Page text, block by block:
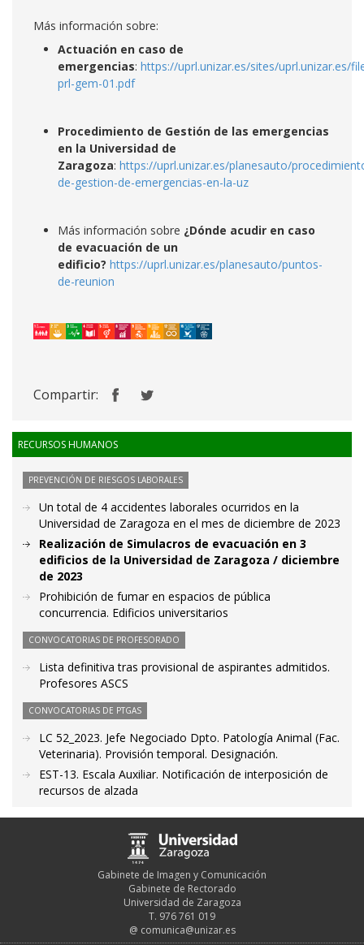
Más información sobre:
Actuación en caso de
emergencias: https://uprl.unizar.es/sites/uprl.unizar.es/
prl-gem-01.pdf
Procedimiento de Gestión de las emergencias
en la Universidad de
Zaragoza: https://uprl.unizar.es/planesauto/
de-gestion-de-emergencias-en-la-uz
Más información sobre ¿Dónde acudir en caso
de evacuación de un
edificio? https://uprl.unizar.es/planesauto/puntos-
de-reunion
Compartir:
RECURSOS HUMANOS
PREVENCIÓN DE RIESGOS LABORALES
Un total de 4 accidentes laborales ocurridos en la
Universidad de Zaragoza en el mes de diciembre de 2023
Realización de Simulacros de evacuación en 3
edificios de la Universidad de Zaragoza / diciembre
de 2023
Prohibición de fumar en espacios de pública
concurrencia. Edificios universitarios
CONVOCATORIAS DE PROFESORADO
Lista definitiva tras provisional de aspirantes admitidos.
Profesores ASCS
CONVOCATORIAS DE PTGAS
LC 52_2023. Jefe Negociado Dpto. Patología Animal (Fac.
Veterinaria). Provisión temporal. Designación.
EST-13. Escala Auxiliar. Notificación de interposición de
recursos de alzada
Gabinete de Imagen y Comunicación
Gabinete de Rectorado
Universidad de Zaragoza
T. 976 761 019
@ comunica@unizar.es